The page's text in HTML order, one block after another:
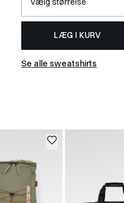
LÆG I KURV
Se alle sweatshirts